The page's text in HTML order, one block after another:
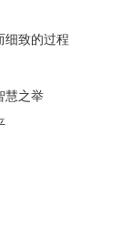
细致的过程
慧之举